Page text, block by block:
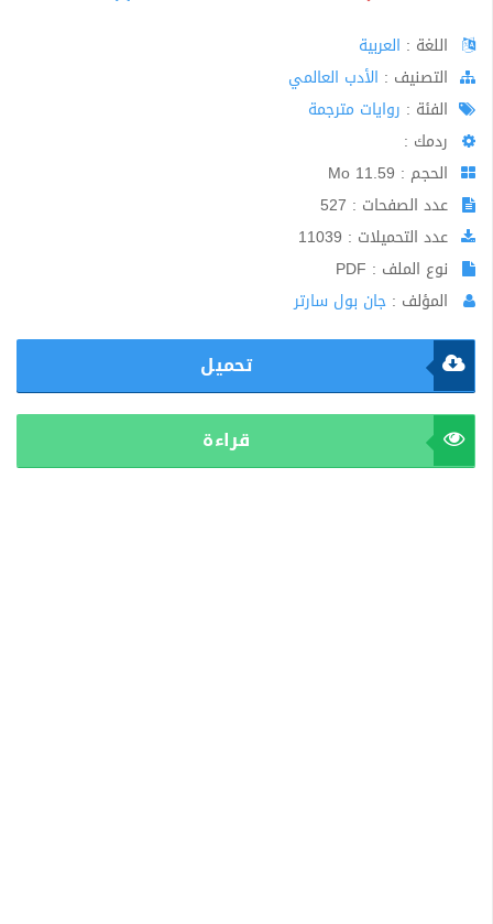
اللغة : العربية
اﻟﺘﺼﻨﻴﻒ : الأدب العالمي
الفئة : روايات مترجمة
ردمك :
الحجم : 11.59 Mo
عدد الصفحات : 527
عدد التحميلات : 11039
نوع الملف : PDF
المؤلف : جان بول سارتر
تحميل
قراءة